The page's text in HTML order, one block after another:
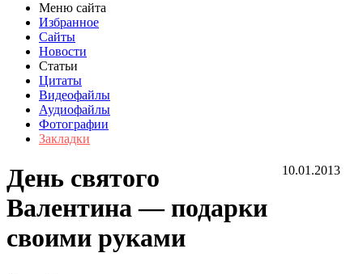
Меню сайта
Избранное
Сайты
Новости
Статьи
Цитаты
Видеофайлы
Аудиофайлы
Фотографии
Закладки
10.01.2013
День святого
Валентина — подарки
своими руками